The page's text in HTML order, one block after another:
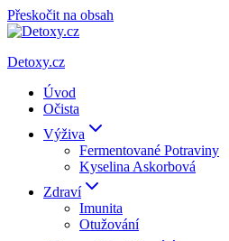
Přeskočit na obsah
Detoxy.cz
Úvod
Očista
Výživa
Fermentované Potraviny
Kyselina Askorbová
Zdraví
Imunita
Otužování